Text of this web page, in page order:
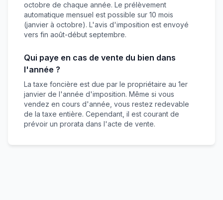
octobre de chaque année. Le prélèvement
automatique mensuel est possible sur 10 mois
(janvier à octobre). L'avis d'imposition est envoyé
vers fin août-début septembre.
Qui paye en cas de vente du bien dans
l'année ?
La taxe foncière est due par le propriétaire au 1er
janvier de l'année d'imposition. Même si vous
vendez en cours d'année, vous restez redevable
de la taxe entière. Cependant, il est courant de
prévoir un prorata dans l'acte de vente.